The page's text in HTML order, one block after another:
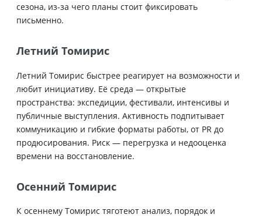
сезона, из-за чего планы стоит фиксировать
письменно.
Летний Томирис
Летний Томирис быстрее реагирует на возможности и
любит инициативу. Её среда — открытые
пространства: экспедиции, фестивали, интенсивы и
публичные выступления. Активность подпитывает
коммуникацию и гибкие форматы работы, от PR до
продюсирования. Риск — перегрузка и недооценка
времени на восстановление.
Осенний Томирис
К осеннему Томирис тяготеют анализ, порядок и